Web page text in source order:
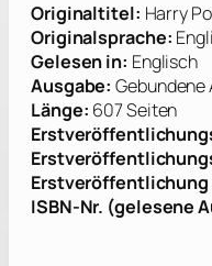
Originaltitel: Harry
Originalsprache:
Gelesen in: Englisch
Ausgabe: Gebundene
Länge: 607 Seiten
Erstveröffentlichung
ISBN-Nr. (gelesene